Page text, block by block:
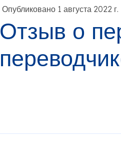
Опубликовано 1 августа 2022 г.
Отзыв о